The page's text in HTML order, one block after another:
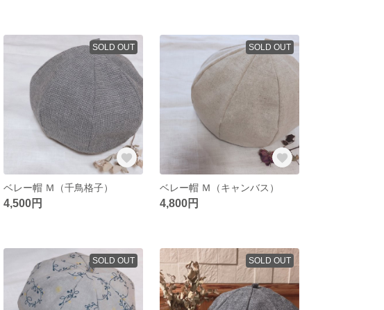
SOLD OUT
ベレー帽 Ｍ（千鳥格子）
4,500円
SOLD OUT
ベレー帽 Ｍ（キャンバス）
4,800円
SOLD OUT SOLD OUT